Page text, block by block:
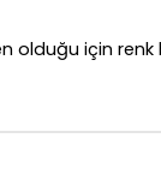
için renk